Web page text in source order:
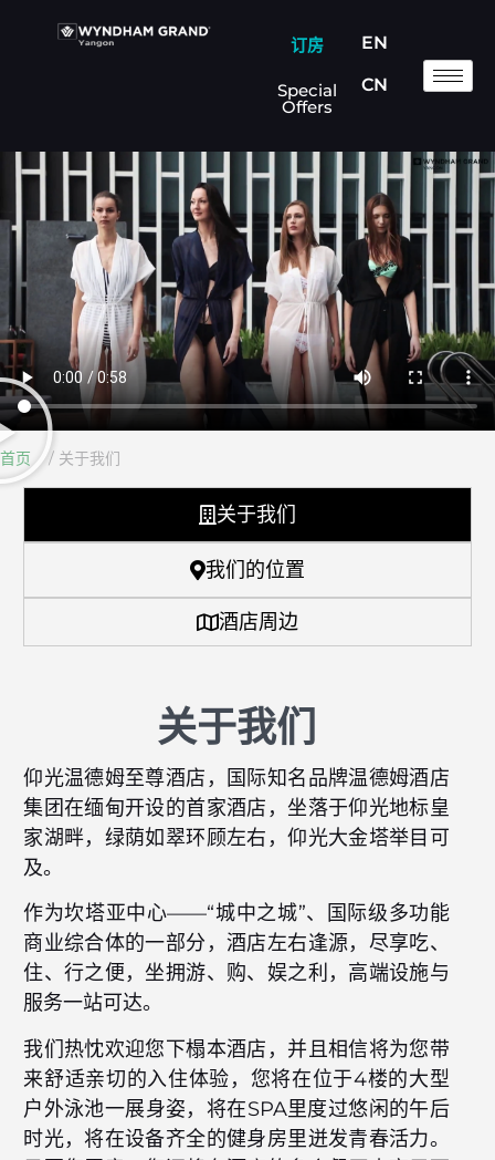
订房
Special
Offers
EN
CN
首页/ 关于我们
关于我们
我们的位置
酒店周边
关于我们
仰光温德姆至尊酒店，国际知名品牌温德姆酒店
集团在缅甸开设的首家酒店，坐落于仰光地标皇
家湖畔，绿荫如翠环顾左右，仰光大金塔举目可
及。
作为坎塔亚中心——“城中之城”、国际级多功能
商业综合体的一部分，酒店左右逢源，尽享吃、
住、行之便，坐拥游、购、娱之利，高端设施与
服务一站可达。
我们热忱欢迎您下榻本酒店，并且相信将为您带
来舒适亲切的入住体验，您将在位于4楼的大型
户外泳池一展身姿，将在SPA里度过悠闲的午后
时光，将在设备齐全的健身房里迸发青春活力。